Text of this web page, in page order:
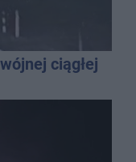
ciągłej